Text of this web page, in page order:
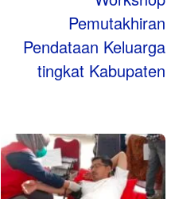
Pemutakhiran
Pendataan Keluarga
tingkat Kabupaten